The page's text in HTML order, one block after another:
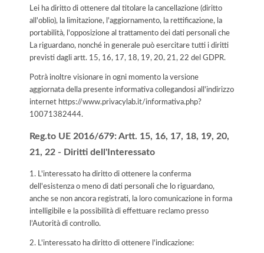
Lei ha diritto di ottenere dal titolare la cancellazione (diritto
all'oblio), la limitazione, l'aggiornamento, la rettificazione, la
portabilità, l'opposizione al trattamento dei dati personali che
La riguardano, nonché in generale può esercitare tutti i diritti
previsti dagli artt. 15, 16, 17, 18, 19, 20, 21, 22 del GDPR.
Potrà inoltre visionare in ogni momento la versione
aggiornata della presente informativa collegandosi all'indirizzo
internet https://www.privacylab.it/informativa.php?
10071382444.
Reg.to UE 2016/679: Artt. 15, 16, 17, 18, 19, 20,
21, 22 - Diritti dell'Interessato
1. L'interessato ha diritto di ottenere la conferma
dell'esistenza o meno di dati personali che lo riguardano,
anche se non ancora registrati, la loro comunicazione in forma
intelligibile e la possibilità di effettuare reclamo presso
l’Autorità di controllo.
2. L'interessato ha diritto di ottenere l'indicazione: